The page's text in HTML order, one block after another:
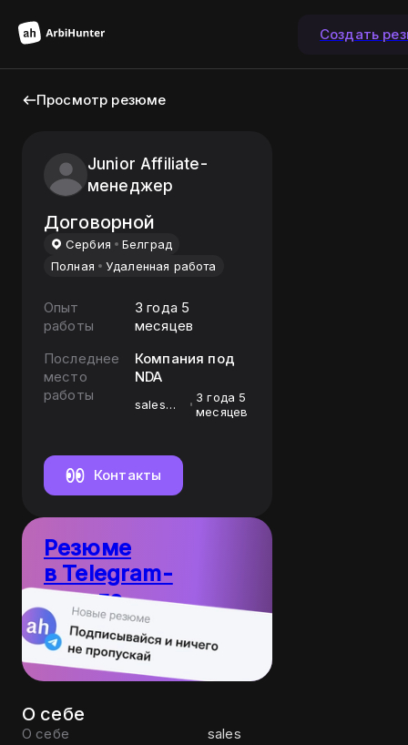
Создать
Просмотр резюме
Junior Affiliate-
менеджер
Договорной
Сербия
Белград
Полная
Удаленная работа
Опыт
работы
3 года 5
месяцев
Последнее
место
работы
Компания под
NDA
sales
3 года 5
месяцев
Контакты
Резюме
в Telegram-
канале
10
резюме
Пост каждый
день
О себе
О себе
sales